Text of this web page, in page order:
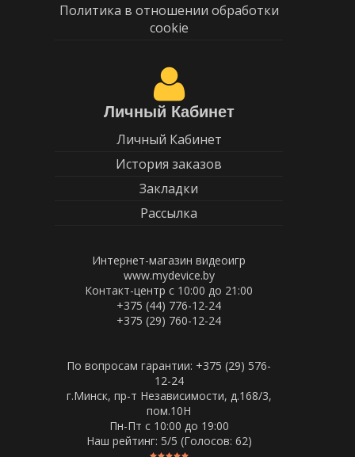
Политика в отношении обработки
cookie
Личный Кабинет
Личный Кабинет
История заказов
Закладки
Рассылка
Интернет-магазин видеоигр
www.mydevice.by
Контакт-центр с 10:00 до 21:00
+375 (44) 776-12-24
+375 (29) 760-12-24
По вопросам гарантии: +375 (29) 576-
12-24
г.Минск, пр-т Независимости, д.168/3,
пом.10Н
Пн-Пт c 10:00 до 19:00
Наш рейтинг: 5/5 (Голосов: 62)